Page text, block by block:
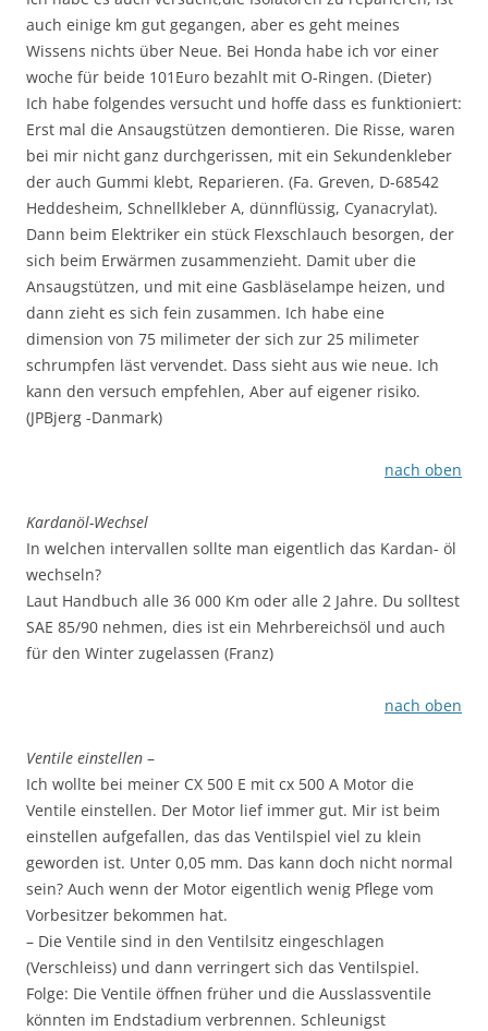
auch einige km gut gegangen, aber es geht meines
Wissens nichts über Neue. Bei Honda habe ich vor einer
woche für beide 101Euro bezahlt mit O-Ringen. (Dieter)
Ich habe folgendes versucht und hoffe dass es funktioniert:
Erst mal die Ansaugstützen demontieren. Die Risse, waren
bei mir nicht ganz durchgerissen, mit ein Sekundenkleber
der auch Gummi klebt, Reparieren. (Fa. Greven, D-68542
Heddesheim, Schnellkleber A, dünnflüssig, Cyanacrylat).
Dann beim Elektriker ein stück Flexschlauch besorgen, der
sich beim Erwärmen zusammenzieht. Damit uber die
Ansaugstützen, und mit eine Gasbläselampe heizen, und
dann zieht es sich fein zusammen. Ich habe eine
dimension von 75 milimeter der sich zur 25 milimeter
schrumpfen läst vervendet. Dass sieht aus wie neue. Ich
kann den versuch empfehlen, Aber auf eigener risiko.
(JPBjerg -Danmark)
nach oben
Kardanöl-Wechsel
In welchen intervallen sollte man eigentlich das Kardan- öl
wechseln?
Laut Handbuch alle 36 000 Km oder alle 2 Jahre. Du solltest
SAE 85/90 nehmen, dies ist ein Mehrbereichsöl und auch
für den Winter zugelassen (Franz)
nach oben
Ventile einstellen –
Ich wollte bei meiner CX 500 E mit cx 500 A Motor die
Ventile einstellen. Der Motor lief immer gut. Mir ist beim
einstellen aufgefallen, das das Ventilspiel viel zu klein
geworden ist. Unter 0,05 mm. Das kann doch nicht normal
sein? Auch wenn der Motor eigentlich wenig Pflege vom
Vorbesitzer bekommen hat.
– Die Ventile sind in den Ventilsitz eingeschlagen
(Verschleiss) und dann verringert sich das Ventilspiel.
Folge: Die Ventile öffnen früher und die Ausslassventile
könnten im Endstadium verbrennen. Schleunigst